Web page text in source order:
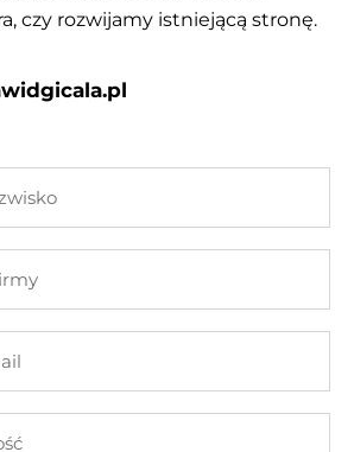
czy rozwijamy istniejącą stronę.